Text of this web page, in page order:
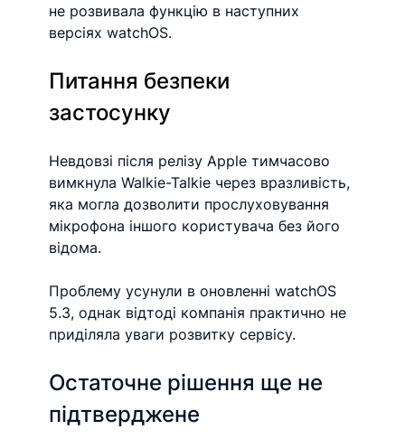
не розвивала функцію в наступних
версіях watchOS.
Питання безпеки
застосунку
Невдовзі після релізу Apple тимчасово
вимкнула Walkie-Talkie через вразливість,
яка могла дозволити прослуховування
мікрофона іншого користувача без його
відома.
Проблему усунули в оновленні watchOS
5.3, однак відтоді компанія практично не
приділяла уваги розвитку сервісу.
Остаточне рішення ще не
підтверджене